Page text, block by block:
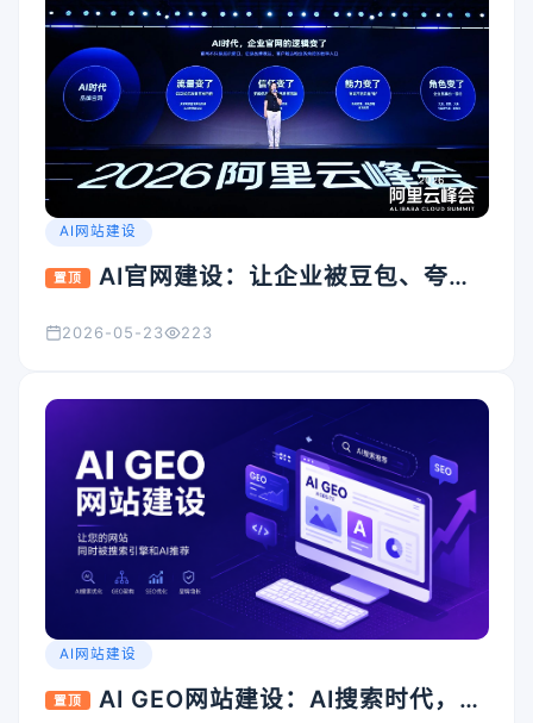
AI网站建设
置顶
AI官网建设：让企业被豆包、夸
2026-05-23 223
AI网站建设
置顶
AI GEO网站建设：AI搜索时代，企